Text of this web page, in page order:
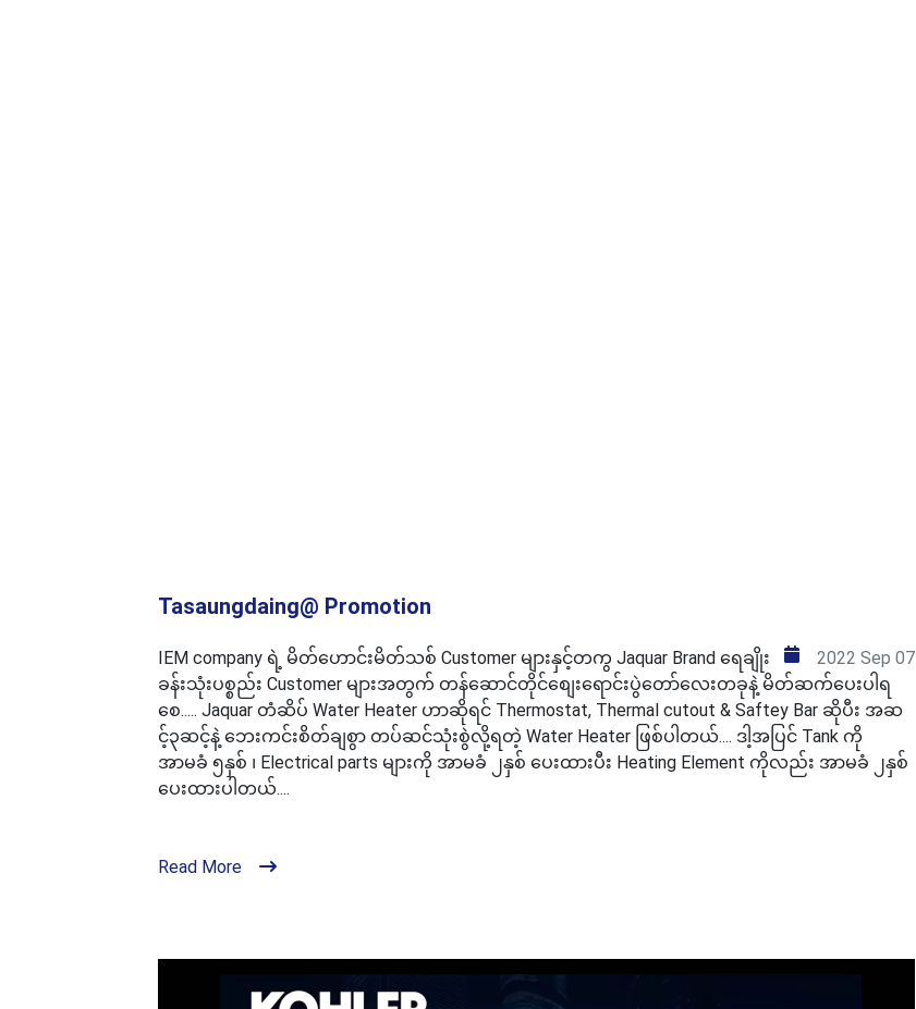
Tasaungdaing@ Promotion
2022 Sep 07
IEM company ရဲ့ မိတ်ဟောင်းမိတ်သစ် Customer များနှင့်တကွ Jaquar Brand ရေချိုး
ခန်းသုံးပစ္စည်း Customer များအတွက် တန်ဆောင်တိုင်စျေးရောင်းပွဲတော်လေးတခုနဲ့ မိတ်ဆက်ပေးပါရ
စေ..... Jaquar တံဆိပ် Water Heater ဟာဆိုရင် Thermostat, Thermal cutout & Saftey Bar ဆိုပီး အဆ
င့်၃ဆင့်နဲ့ ဘေးကင်းစိတ်ချစွာ တပ်ဆင်သုံးစွဲလို့ရတဲ့ Water Heater ဖြစ်ပါတယ်.... ဒါ့အပြင် Tank ကို
အာမခံ ၅နှစ် ၊ Electrical parts များကို အာမခံ ၂နှစ် ပေးထားပီး Heating Element ကိုလည်း အာမခံ ၂နှစ်
ပေးထားပါတယ်....
Read More